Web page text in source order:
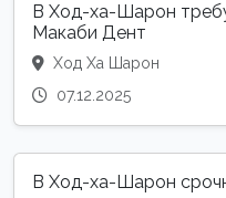
В Ход-ха-Шарон
Макаби Дент
Ход Ха Шарон
07.12.2025
В Ход-ха-Шарон